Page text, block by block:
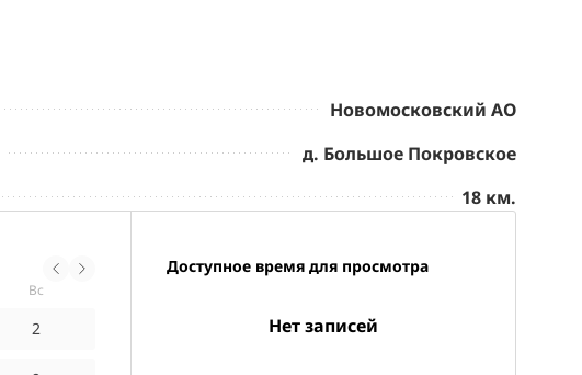
Новомосковский АО
д. Большое Покровское
18 км.
вс
2
Доступное время для просмотра
Нет записей